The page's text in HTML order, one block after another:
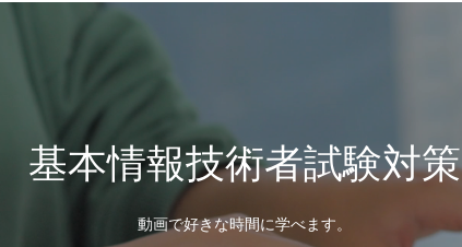
基本情報技術者試験対策
動画で好きな時間に学べます。